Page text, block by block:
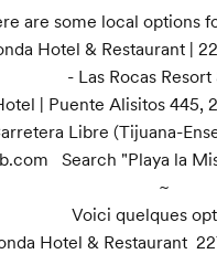
are some local options
Hotel & Restaurant |
- Las Rocas Resort
| Puente Alisitos 445,
Libre (Tijuana-
Search "Playa la
~
Voici quelques
Hotel & Restaurant